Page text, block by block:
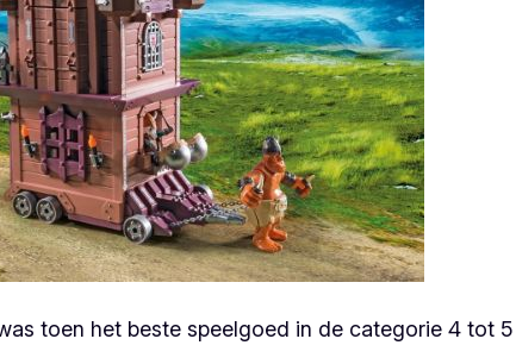
toen het beste speelgoed in de categorie 4 tot